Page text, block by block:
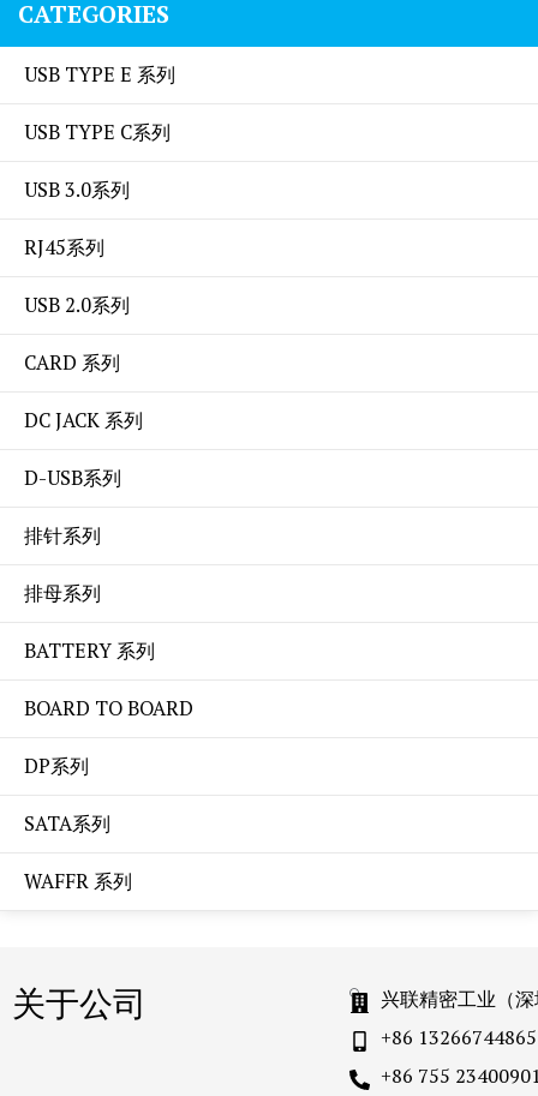
CATEGORIES
USB TYPE E 系列
USB TYPE C系列
USB 3.0系列
RJ45系列
USB 2.0系列
CARD 系列
DC JACK 系列
D-USB系列
排针系列
排母系列
BATTERY 系列
BOARD TO BOARD
DP系列
SATA系列
WAFFR 系列
关于公司
兴联精密工业（
+86 13266744865
+86 755